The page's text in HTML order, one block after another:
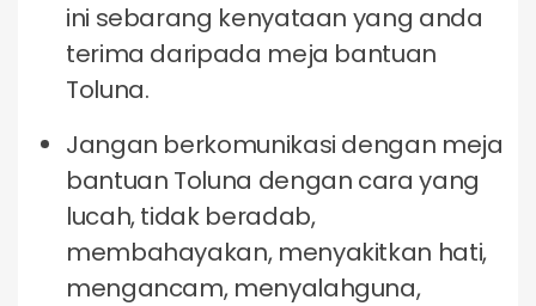
ini sebarang kenyataan yang anda
terima daripada meja bantuan
Toluna.
Jangan berkomunikasi dengan meja
bantuan Toluna dengan cara yang
lucah, tidak beradab,
membahayakan, menyakitkan hati,
mengancam, menyalahguna,